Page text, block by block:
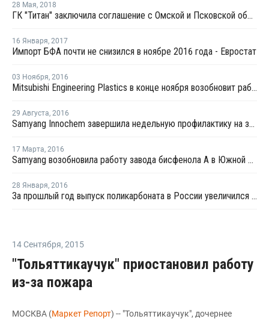
28 Мая, 2018
ГК "Титан" заключила соглашение с Омской и Псковской областями с целью запуска производства ПЭТ и БОПЭТ-пленки
16 Января, 2017
Импорт БФА почти не снизился в ноябре 2016 года - Евростат
03 Ноября, 2016
Mitsubishi Engineering Plastics в конце ноября возобновит работу завода ПК в Мап Та Футе
29 Августа, 2016
Samyang Innochem завершила недельную профилактику на заводе бисфенола А в Южной Корее
17 Марта, 2016
Samyang возобновила работу завода бисфенола А в Южной Корее после профилактики
28 Января, 2016
За прошлый год выпуск поликарбоната в России увеличился на 9%
14 Сентября, 2015
"Тольяттикаучук" приостановил работу
из-за пожара
МОСКВА (Маркет Репорт) -- "Тольяттикаучук", дочернее